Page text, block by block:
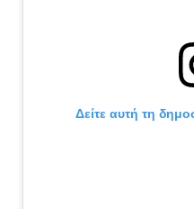
Δείτε αυτή τη